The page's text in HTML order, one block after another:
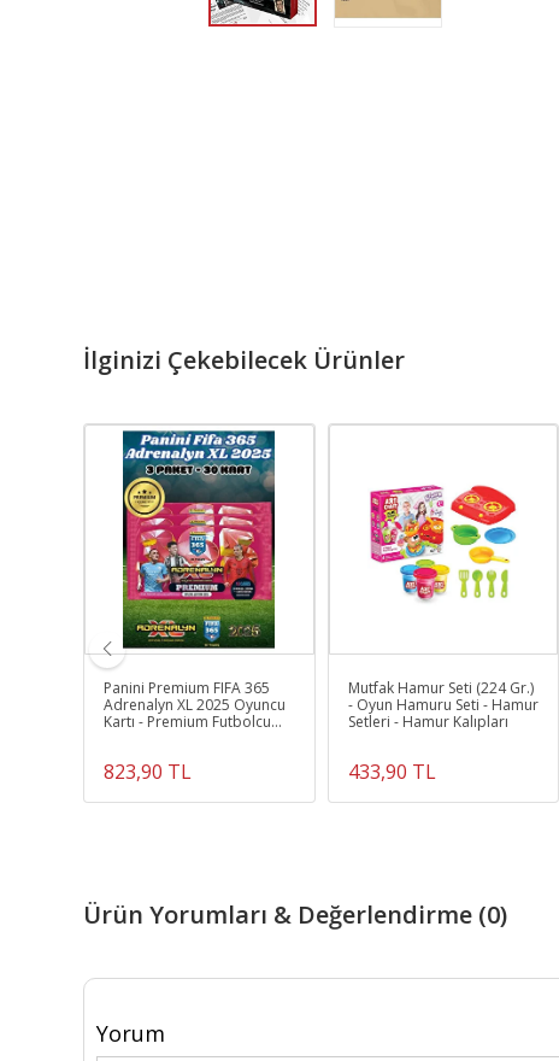
İlginizi Çekebilecek Ürünler
Panini Premium FIFA 365
Adrenalyn XL 2025 Oyuncu
Kartı - Premium Futbolcu
823,90 TL
Mutfak Hamur Seti (224 Gr.)
- Oyun Hamuru Seti - Hamur
Setleri - Hamur Kalıpları
433,90 TL
Ürün Yorumları & Değerlendirme (0)
Yorum